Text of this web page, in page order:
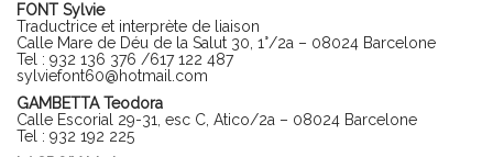
FONT Sylvie
Traductrice et interprète de liaison
Calle Mare de Déu de la Salut 30, 1°/2a – 08024 Barcelone
Tel : 932 136 376 /617 122 487
sylviefont60@hotmail.com
GAMBETTA Teodora
Calle Escorial 29-31, esc C, Atico/2a – 08024 Barcelone
Tel : 932 192 225